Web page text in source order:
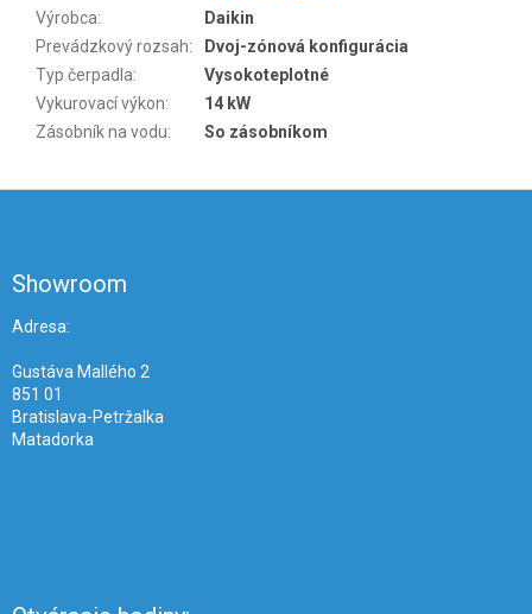
Výrobca:
Daikin
Prevádzkový rozsah:
Dvoj-zónová konfigurácia
Typ čerpadla:
Vysokoteplotné
Vykurovací výkon:
14 kW
Zásobník na vodu: So zásobníkom
Showroom
Adresa:
Gustáva Mallého 2
851 01
Bratislava-Petržalka
Matadorka